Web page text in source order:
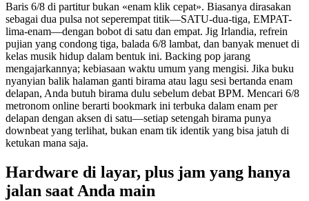
Baris 6/8 di partitur bukan «enam klik cepat». Biasanya dirasakan
sebagai dua pulsa not seperempat titik—SATU-dua-tiga, EMPAT-
lima-enam—dengan bobot di satu dan empat. Jig Irlandia, refrein
pujian yang condong tiga, balada 6/8 lambat, dan banyak menuet di
kelas musik hidup dalam bentuk ini. Backing pop jarang
mengajarkannya; kebiasaan waktu umum yang mengisi. Jika buku
nyanyian balik halaman ganti birama atau lagu sesi bertanda enam
delapan, Anda butuh birama dulu sebelum debat BPM. Mencari 6/8
metronom online berarti bookmark ini terbuka dalam enam per
delapan dengan aksen di satu—setiap setengah birama punya
downbeat yang terlihat, bukan enam tik identik yang bisa jatuh di
ketukan mana saja.
Hardware di layar, plus jam yang hanya
jalan saat Anda main